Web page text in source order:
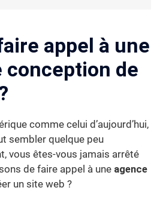
appel à une
conception de
comme celui d’aujourd’hui,
sembler quelque peu
vous êtes-vous jamais arrêté
de faire appel à une agence
un site web ?